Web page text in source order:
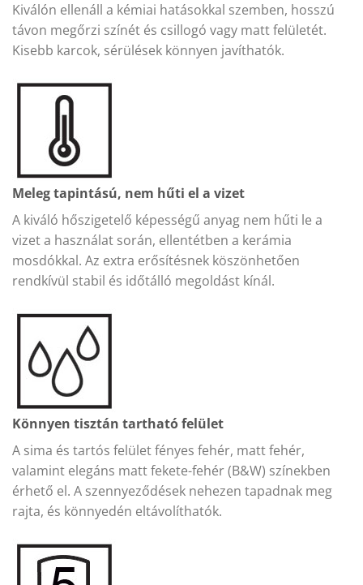
Kiválón ellenáll a kémiai hatásokkal szemben, hosszú
távon megőrzi színét és csillogó vagy matt felületét.
Kisebb karcok, sérülések könnyen javíthatók.
Meleg tapintású, nem hűti el a vizet
A kiváló hőszigetelő képességű anyag nem hűti le a
vizet a használat során, ellentétben a kerámia
mosdókkal. Az extra erősítésnek köszönhetően
rendkívül stabil és időtálló megoldást kínál.
Könnyen tisztán tartható felület
A sima és tartós felület fényes fehér, matt fehér,
valamint elegáns matt fekete-fehér (B&W) színekben
érhető el. A szennyeződések nehezen tapadnak meg
rajta, és könnyedén eltávolíthatók.